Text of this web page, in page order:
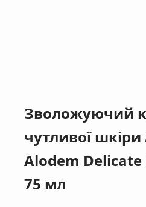
Зволожуючий
чутливої
Alodem
75 мл